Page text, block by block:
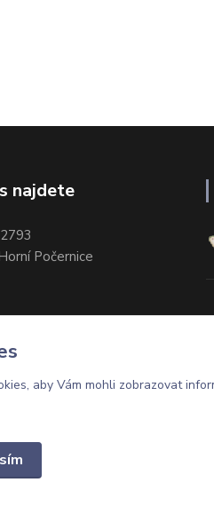
najdete
Počernice
aby Vám mohli zobrazovat